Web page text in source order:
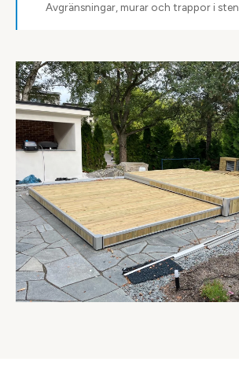
Avgränsningar, murar och trappor i sten